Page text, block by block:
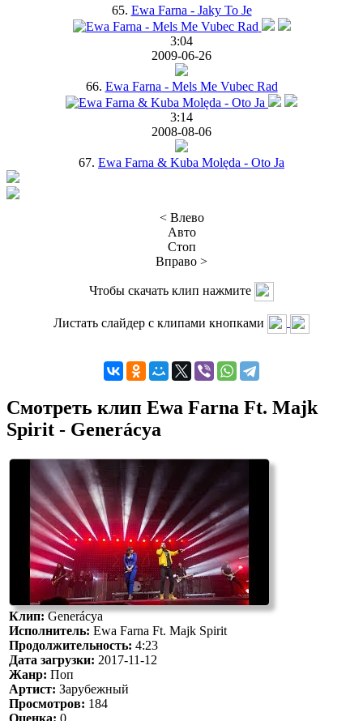
65. Ewa Farna - Jaky To Je
3:04
2009-06-26
66. Ewa Farna - Mels Me Vubec Rad
3:14
2008-08-06
67. Ewa Farna & Kuba Molęda - Oto Ja
< Влево
Авто
Стоп
Вправо >
Чтобы скачать клип нажмите
Листать слайдер с клипами кнопками
Смотреть клип Ewa Farna Ft. Majk
Spirit - Generácya
Клип:Generácya
Исполнитель: Ewa Farna Ft. Majk Spirit
Продолжительность: 4:23
Дата загрузки: 2017-11-12
Жанр: Поп
Артист: Зарубежный
Просмотров: 184